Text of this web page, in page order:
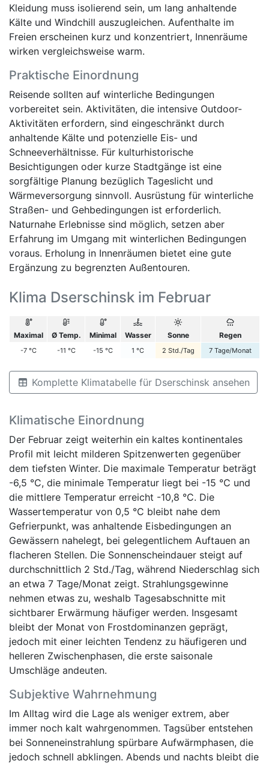
Kleidung muss isolierend sein, um lang anhaltende
Kälte und Windchill auszugleichen. Aufenthalte im
Freien erscheinen kurz und konzentriert, Innenräume
wirken vergleichsweise warm.
Praktische Einordnung
Reisende sollten auf winterliche Bedingungen
vorbereitet sein. Aktivitäten, die intensive Outdoor-
Aktivitäten erfordern, sind eingeschränkt durch
anhaltende Kälte und potenzielle Eis- und
Schneeverhältnisse. Für kulturhistorische
Besichtigungen oder kurze Stadtgänge ist eine
sorgfältige Planung bezüglich Tageslicht und
Wärmeversorgung sinnvoll. Ausrüstung für winterliche
Straßen- und Gehbedingungen ist erforderlich.
Naturnahe Erlebnisse sind möglich, setzen aber
Erfahrung im Umgang mit winterlichen Bedingungen
voraus. Erholung in Innenräumen bietet eine gute
Ergänzung zu begrenzten Außentouren.
Klima Dserschinsk im Februar
Maximal Ø Temp. Minimal Wasser Sonne Regen
-7 °C -11 °C -15 °C 1 °C 2 Std./Tag 7 Tage/Monat
Komplette Klimatabelle für Dserschinsk ansehen
Klimatische Einordnung
Der Februar zeigt weiterhin ein kaltes kontinentales
Profil mit leicht milderen Spitzenwerten gegenüber
dem tiefsten Winter. Die maximale Temperatur beträgt
-6,5 °C, die minimale Temperatur liegt bei -15 °C und
die mittlere Temperatur erreicht -10,8 °C. Die
Wassertemperatur von 0,5 °C bleibt nahe dem
Gefrierpunkt, was anhaltende Eisbedingungen an
Gewässern nahelegt, bei gelegentlichem Auftauen an
flacheren Stellen. Die Sonnenscheindauer steigt auf
durchschnittlich 2 Std./Tag, während Niederschlag sich
an etwa 7 Tage/Monat zeigt. Strahlungsgewinne
nehmen etwas zu, weshalb Tagesabschnitte mit
sichtbarer Erwärmung häufiger werden. Insgesamt
bleibt der Monat von Frostdominanzen geprägt,
jedoch mit einer leichten Tendenz zu häufigeren und
helleren Zwischenphasen, die erste saisonale
Umschläge andeuten.
Subjektive Wahrnehmung
Im Alltag wird die Lage als weniger extrem, aber
immer noch kalt wahrgenommen. Tagsüber entstehen
bei Sonneneinstrahlung spürbare Aufwärmphasen, die
jedoch schnell abklingen. Abends und nachts bleibt die